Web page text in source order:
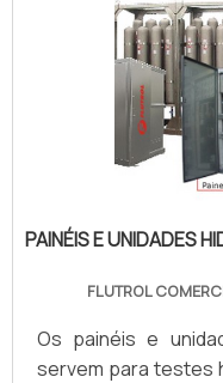
VANTAGENS
PRODUTOSuas
sistemas
sistemas para
PAINÉIS E UNIDADES
FLUTROL
Os painéis e
servem para testes